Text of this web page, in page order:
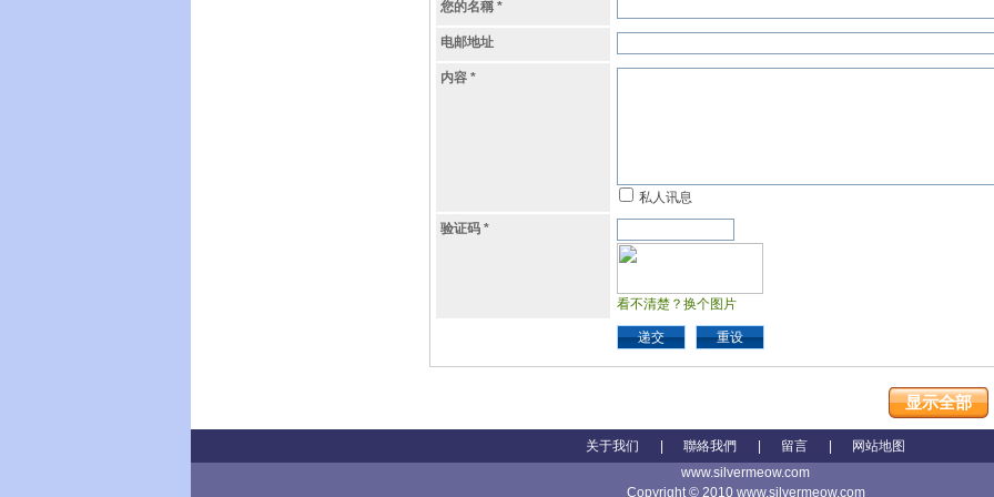
您的名稱 *
电邮地址
内容 *
私人讯息
验证码 *
看不清楚？换个图片
递交 重设
显示全部
关于我们 聯絡我們 留言
网站地图
www.silvermeow.com
Copyright © 2010 www.silvermeow.com